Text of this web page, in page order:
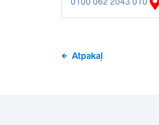
Atpakaļ